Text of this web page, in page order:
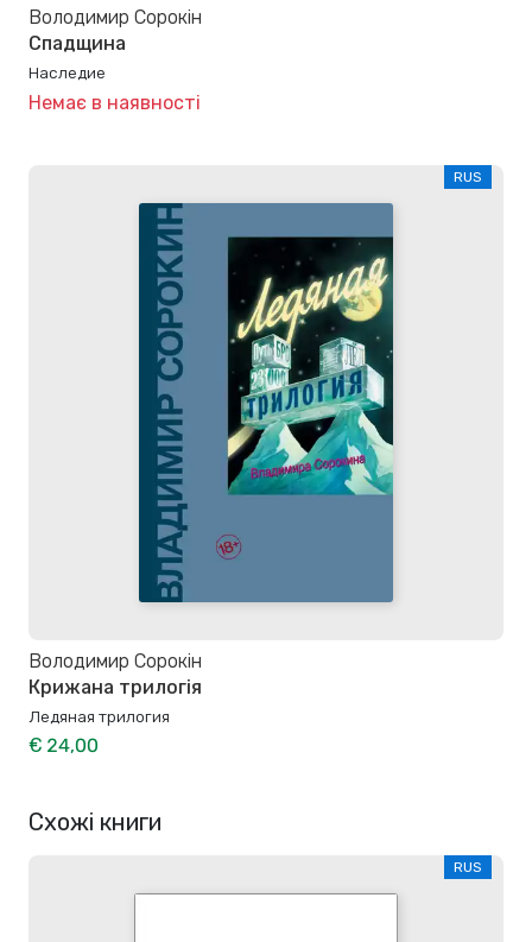
Володимир Сорокін
Спадщина
Наследие
Немає в наявності
RUS
Володимир Сорокін
Крижана трилогія
Ледяная трилогия
€ 24,00
Схожі книги
RUS